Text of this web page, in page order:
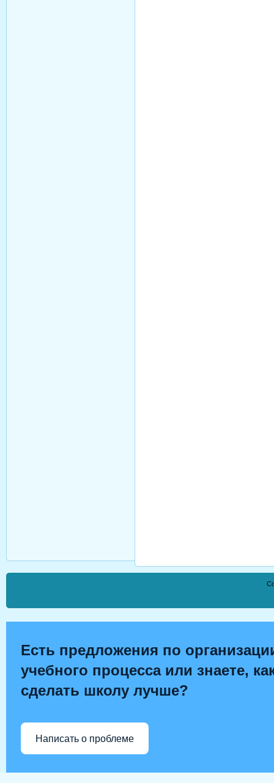
Есть предложения по
учебного процесса или знаете,
сделать школу лучше?
Написать о проблеме